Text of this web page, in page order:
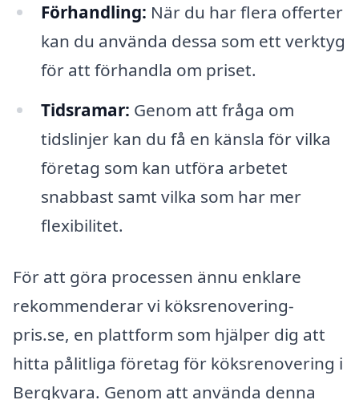
Förhandling: När du har flera offerter
kan du använda dessa som ett verktyg
för att förhandla om priset.
Tidsramar: Genom att fråga om
tidslinjer kan du få en känsla för vilka
företag som kan utföra arbetet
snabbast samt vilka som har mer
flexibilitet.
För att göra processen ännu enklare
rekommenderar vi köksrenovering-
pris.se, en plattform som hjälper dig att
hitta pålitliga företag för köksrenovering i
Bergkvara. Genom att använda denna